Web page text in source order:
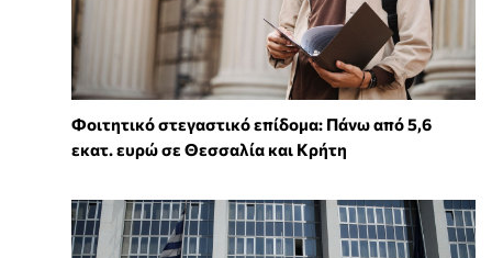
Φοιτητικό στεγαστικό επίδομα: Πάνω από 5,6
εκατ. ευρώ σε Θεσσαλία και Κρήτη